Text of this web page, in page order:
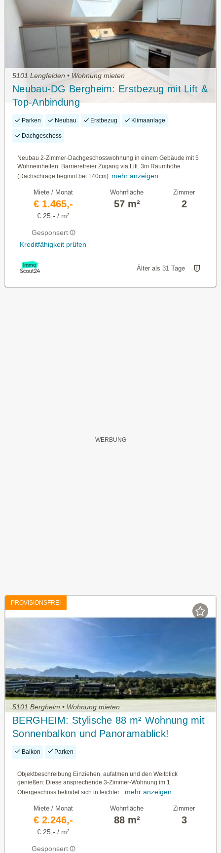
5101 Lengfelden • Wohnung mieten
Neubau-DG Bergheim: Erstbezug mit Lift &
Top-Anbindung
Parken Neubau Erstbezug Klimaanlage
Dachgeschoss
Neubau 2-Zimmer-Dachgeschosswohnung in einem Gebäude mit 5
Wohneinheiten. Barrierefreier Zugang via Lift. 3m Raumhöhe
(Dachschräge beginnt bei 140cm). mehr anzeigen
Miete / Monat
€ 1.465,-
€ 25,- / m²
Gesponsert
Kreditfähigkeit prüfen
Wohnfläche
57 m²
Zimmer
2
Älter als 31 Tage
PROVISIONSFREI
5101 Bergheim • Wohnung mieten
BERGHEIM: Stylische 88 m² Wohnung mit
Sonnenbalkon und Panoramablick!
Balkon Parken
Objektbeschreibung Einziehen, aufatmen und den Weitblick
genießen: Diese ansprechende 3-Zimmer-Wohnung im 1.
Obergeschoss befindet sich in leichter...
mehr anzeigen
Miete / Monat
€ 2.246,-
€ 25,- / m²
Gesponsert
Wohnfläche
88 m²
Zimmer
3